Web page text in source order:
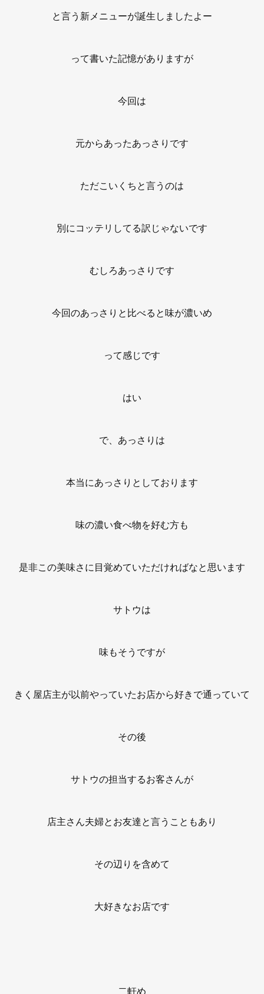
と言う新メニューが誕生しましたよー
って書いた記憶がありますが
今回は
元からあったあっさりです
ただこいくちと言うのは
別にコッテリしてる訳じゃないです
むしろあっさりです
今回のあっさりと比べると味が濃いめ
って感じです
はい
で、あっさりは
本当にあっさりとしております
味の濃い食べ物を好む方も
是非この美味さに目覚めていただければなと思います
サトウは
味もそうですが
きく屋店主が以前やっていたお店から好きで通っていて
その後
サトウの担当するお客さんが
店主さん夫婦とお友達と言うこともあり
その辺りを含めて
大好きなお店です
二軒め